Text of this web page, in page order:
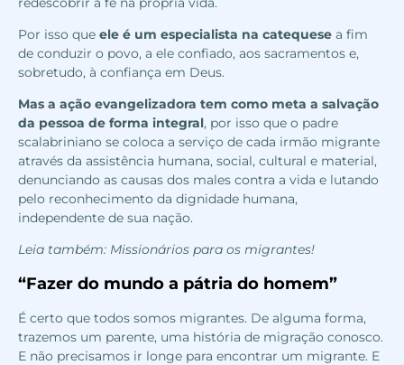
Por isso que ele é um especialista na catequese a fim
de conduzir o povo, a ele confiado, aos sacramentos e,
sobretudo, à confiança em Deus.
Mas a ação evangelizadora tem como meta a salvação
da pessoa de forma integral, por isso que o padre
scalabriniano se coloca a serviço de cada irmão migrante
através da assistência humana, social, cultural e material,
denunciando as causas dos males contra a vida e lutando
pelo reconhecimento da dignidade humana,
independente de sua nação.
Leia também: Missionários para os migrantes!
“Fazer do mundo a pátria do homem”
É certo que todos somos migrantes. De alguma forma,
trazemos um parente, uma história de migração conosco.
E não precisamos ir longe para encontrar um migrante. E